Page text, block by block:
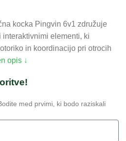
kocka Pingvin 6v1 združuje
elementi, ki
in koordinacijo pri otrocih
opis ↓
med prvimi, ki bodo raziskali